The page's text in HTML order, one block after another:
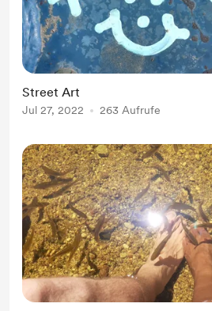
Street Art
Jul 27, 2022 263 Aufrufe